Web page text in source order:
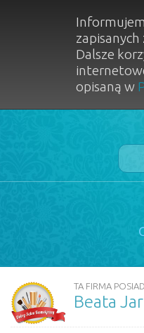
TA FIRMA
Beata
Dalsze
opisaną w